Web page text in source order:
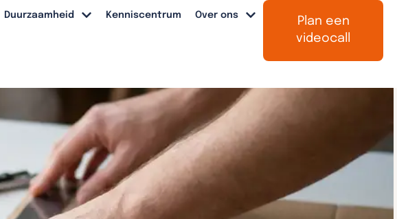
Duurzaamheid Kenniscentrum Over ons
Plan een
videocall